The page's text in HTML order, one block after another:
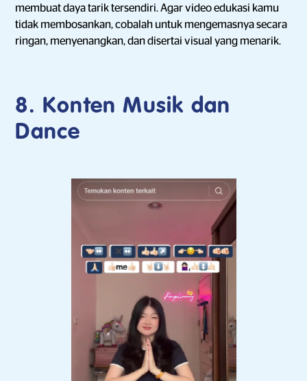
membuat daya tarik tersendiri. Agar video edukasi kamu
tidak membosankan, cobalah untuk mengemasnya secara
ringan, menyenangkan, dan disertai visual yang menarik.
8. Konten Musik dan
Dance